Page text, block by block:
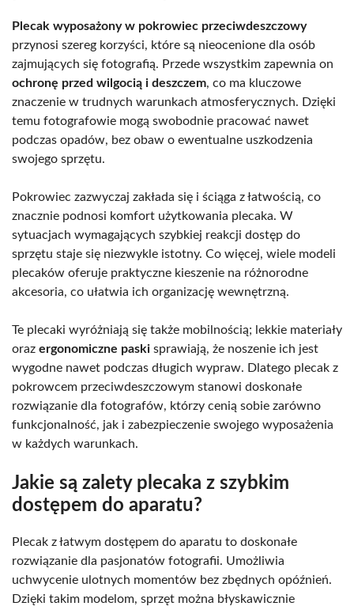
Plecak wyposażony w pokrowiec przeciwdeszczowy
przynosi szereg korzyści, które są nieocenione dla osób
zajmujących się fotografią. Przede wszystkim zapewnia on
ochronę przed wilgocią i deszczem, co ma kluczowe
znaczenie w trudnych warunkach atmosferycznych. Dzięki
temu fotografowie mogą swobodnie pracować nawet
podczas opadów, bez obaw o ewentualne uszkodzenia
swojego sprzętu.
Pokrowiec zazwyczaj zakłada się i ściąga z łatwością, co
znacznie podnosi komfort użytkowania plecaka. W
sytuacjach wymagających szybkiej reakcji dostęp do
sprzętu staje się niezwykle istotny. Co więcej, wiele modeli
plecaków oferuje praktyczne kieszenie na różnorodne
akcesoria, co ułatwia ich organizację wewnętrzną.
Te plecaki wyróżniają się także mobilnością; lekkie materiały
oraz ergonomiczne paski sprawiają, że noszenie ich jest
wygodne nawet podczas długich wypraw. Dlatego plecak z
pokrowcem przeciwdeszczowym stanowi doskonałe
rozwiązanie dla fotografów, którzy cenią sobie zarówno
funkcjonalność, jak i zabezpieczenie swojego wyposażenia
w każdych warunkach.
Jakie są zalety plecaka z szybkim
dostępem do aparatu?
Plecak z łatwym dostępem do aparatu to doskonałe
rozwiązanie dla pasjonatów fotografii. Umożliwia
uchwycenie ulotnych momentów bez zbędnych opóźnień.
Dzięki takim modelom, sprzęt można błyskawicznie